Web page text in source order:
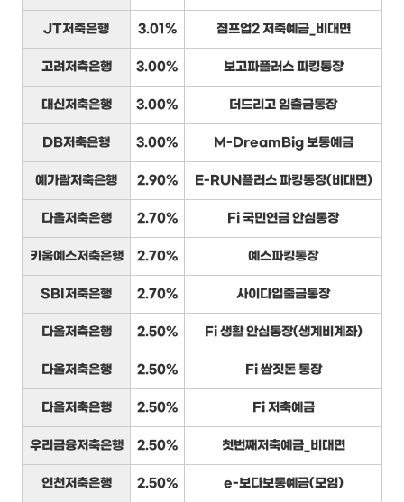
JT저축은행 3.01% 점프업2 저축예금_비대면
고려저축은행 3.00% 보고파플러스 파킹통장
대신저축은행 3.00% 더드리고 입출금통장
DB저축은행 3.00% M-DreamBig 보통예금
예가람저축은행 2.90% E-RUN플러스 파킹통장(비대면)
다올저축은행 2.70% Fi 국민연금 안심통장
키움예스저축은행 2.70% 예스파킹통장
SBI저축은행 2.70% 사이다입출금통장
다올저축은행 2.50% Fi 생활 안심통장(생계비계좌)
다올저축은행 2.50% Fi 쌈짓돈 통장
다올저축은행 2.50% Fi 저축예금
우리금융저축은행 2.50% 첫번째저축예금_비대면
인천저축은행 2.50% e-보다보통예금(모임)